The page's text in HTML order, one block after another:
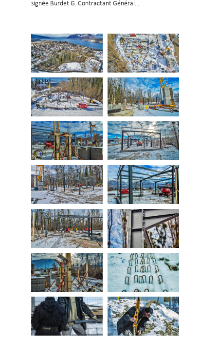
signée Burdet G. Contractant Général...